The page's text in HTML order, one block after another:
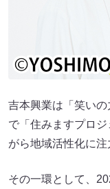
吉本興業は「笑い
で「住みますプロ
がら地域活性化に注
その一環として、